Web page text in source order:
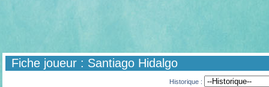
Fiche joueur : Santiago Hidalgo
Historique :